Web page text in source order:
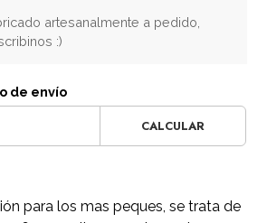
artesanalmente a pedido,
:)
de envío
CALCULAR
para los mas peques, se trata de